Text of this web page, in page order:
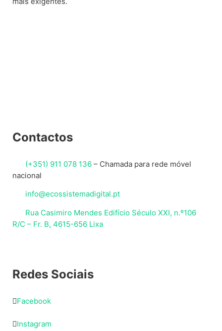
Contactos
(+351) 911 078 136– Chamada para rede móvel
nacional
info@ecossistemadigital.pt
Rua Casimiro Mendes Edifício Século XXI, n.º106
R/C – Fr. B, 4615-656 Lixa
Redes Sociais
Facebook
Instagram